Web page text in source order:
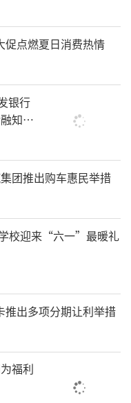
促点燃夏日消费热情
银行
知识
团推出购车惠民举措
校迎来“六一”最暖礼
推出多项分期让利举措
福利